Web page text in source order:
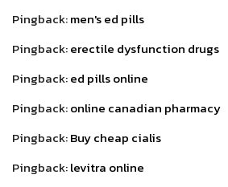
Pingback:men's ed pills
Pingback:erectile dysfunction drugs
Pingback:ed pills online
Pingback:online canadian pharmacy
Pingback:Buy cheap cialis
Pingback:levitra online